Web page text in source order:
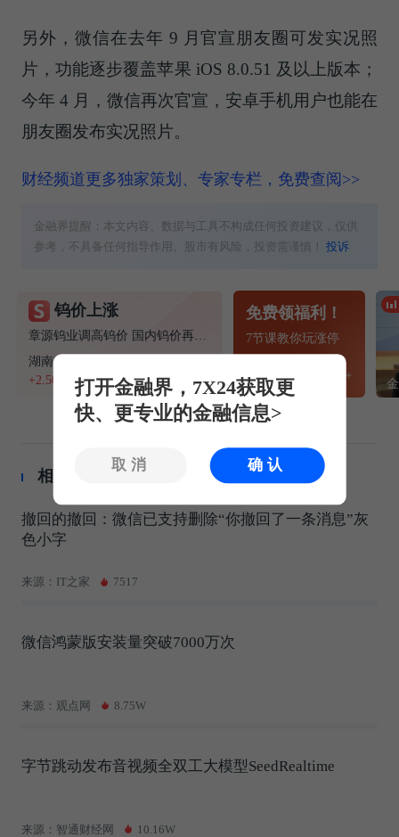
另外，微信在去年 9 月官宣朋友圈可发实况照
片，功能逐步覆盖苹果 iOS 8.0.51 及以上版本；
今年 4 月，微信再次官宣，安卓手机用户也能在
朋友圈发布实况照片。
财经频道更多独家策划、专家专栏，免费查阅>>
金融界提醒：本文内容、数据与工具不构成任何投资建议，仅供
参考，不具备任何指导作用。股市有风险，投资需谨慎！投诉
钨价上涨
章源钨业调高钨价 国内钨价再现涨价迹象
湖南黄金
+2.50%
重组预案
免费领福利！
7节课教你玩涨停
相关推荐
撤回的撤回：微信已支持删除“你撤回了一条消息”灰
色小字
来源：IT之家 7517
微信鸿蒙版安装量突破7000万次
来源：观点网 8.75W
字节跳动发布音视频全双工大模型SeedRealtime
来源：智通财经网 10.16W
打开金融界，7X24获取更
快、更专业的金融信息>
取消 确认